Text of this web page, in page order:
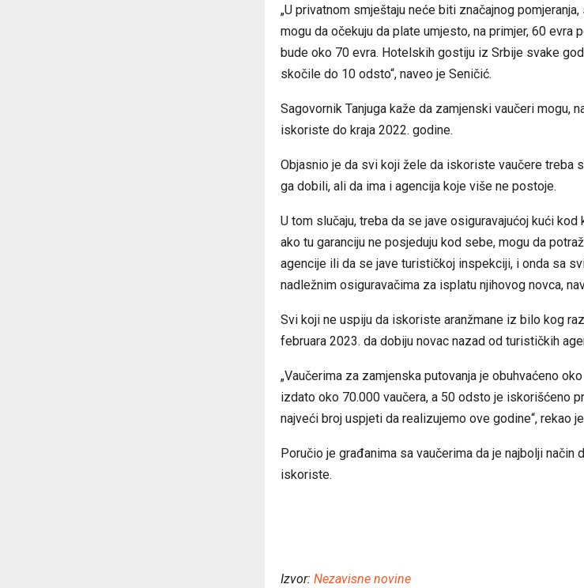
„U privatnom smještaju neće biti značajnog
mogu da očekuju da plate umjesto, na primjer, 60 evra
bude oko 70 evra. Hotelskih gostiju iz Srbije svake
skočile do 10 odsto“, naveo je Seničić.
Sagovornik Tanjuga kaže da zamjenski vaučeri mogu,
iskoriste do kraja 2022. godine.
Objasnio je da svi koji žele da iskoriste vaučere treba
ga dobili, ali da ima i agencija koje više ne postoje.
U tom slučaju, treba da se jave osiguravajućoj kući kod
ako tu garanciju ne posjeduju kod sebe, mogu da
agencije ili da se jave turističkoj inspekciji, i onda sa
nadležnim osiguravačima za isplatu njihovog novca,
Svi koji ne uspiju da iskoriste aranžmane iz bilo kog
februara 2023. da dobiju novac nazad od turističkih
„Vaučerima za zamjenska putovanja je obuhvaćeno
izdato oko 70.000 vaučera, a 50 odsto je iskorišćeno
najveći broj uspjeti da realizujemo ove godine“, rekao
Poručio je građanima sa vaučerima da je najbolji način
iskoriste.
Izvor: Nezavisne novine